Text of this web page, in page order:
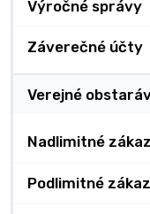
Výročné správy
Záverečné účty
Verejné
Nadlimitné
Podlimitné